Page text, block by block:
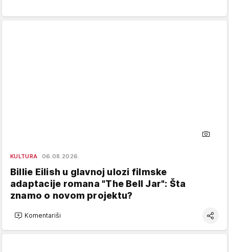
KULTURA 06.08.2026.
Billie Eilish u glavnoj ulozi filmske
adaptacije romana "The Bell Jar": Šta
znamo o novom projektu?
Komentariši